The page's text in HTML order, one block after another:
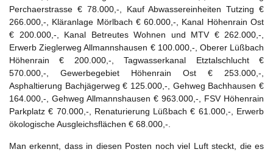
Perchaerstrasse € 78.000,-, Kauf Abwassereinheiten Tutzing €
266.000,-, Kläranlage Mörlbach € 60.000,-, Kanal Höhenrain Ost
€ 200.000,-, Kanal Betreutes Wohnen und MTV € 262.000,-,
Erwerb Zieglerweg Allmannshausen € 100.000,-, Oberer Lüßbach
Höhenrain € 200.000,-, Tagwasserkanal Etztalschlucht €
570.000,-, Gewerbegebiet Höhenrain Ost € 253.000,-,
Asphaltierung Bachjägerweg € 125.000,-, Gehweg Bachhausen €
164.000,-, Gehweg Allmannshausen € 963.000,-, FSV Höhenrain
Parkplatz € 70.000,-, Renaturierung Lüßbach € 61.000,-, Erwerb
ökologische Ausgleichsflächen € 68.000,-.
Man erkennt, dass in diesen Posten noch viel Luft steckt, die es